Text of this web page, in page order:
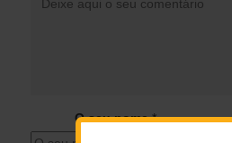
O seu nome *